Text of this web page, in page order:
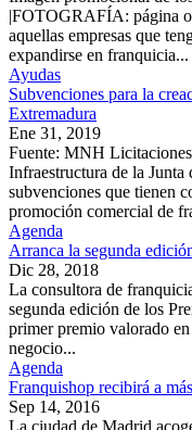
|FOTOGRAFÍA: página
aquellas empresas que
expandirse en franquicia...
Ayudas
Subvenciones para la
Extremadura
Ene 31, 2019
Fuente: MNH
Infraestructura de la Junta
subvenciones que tienen
promoción comercial de
Agenda
Arranca la segunda
Dic 28, 2018
La consultora de
segunda edición de los
primer premio valorado
negocio...
Agenda
Franquishop recibirá a
Sep 14, 2016
La ciudad de Madrid